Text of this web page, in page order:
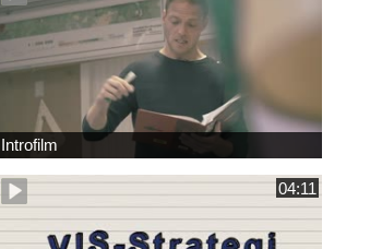
Introfilm
04:11